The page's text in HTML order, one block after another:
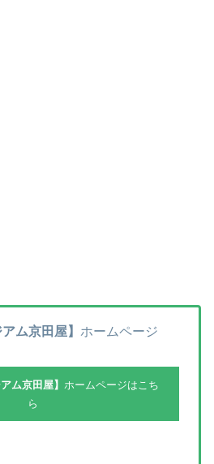
ム京田屋】 ホームページ
ム京田屋】 ホームページはこち
ら